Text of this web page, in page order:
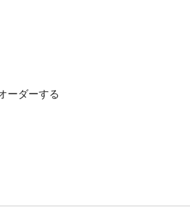
ーダーする